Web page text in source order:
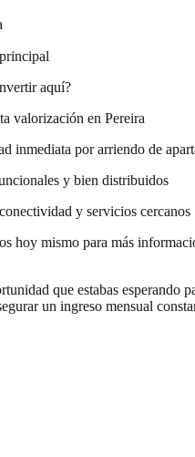
aquí?
valorización en Pereira
inmediata por arriendo de
y bien distribuidos
y servicios cercanos
hoy mismo para más
que estabas esperando
un ingreso mensual